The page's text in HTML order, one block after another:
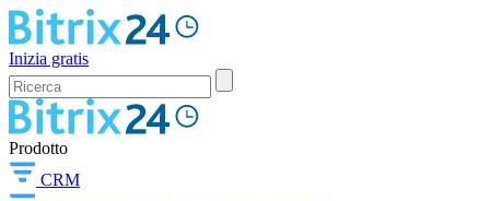
Inizia gratis
Prodotto
CRM